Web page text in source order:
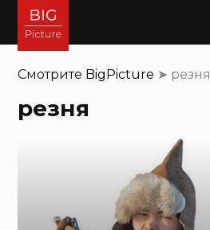
Смотрите BigPicture ➤ резня
резня